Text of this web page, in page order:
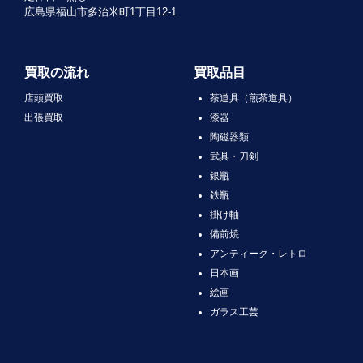
広島県福山市多治米町1丁目12-1
買取の流れ
店頭買取
出張買取
買取品目
茶道具（煎茶道具）
漆器
陶磁器類
武具・刀剣
銀瓶
鉄瓶
掛け軸
備前焼
アンティーク・レトロ
日本画
絵画
ガラス工芸